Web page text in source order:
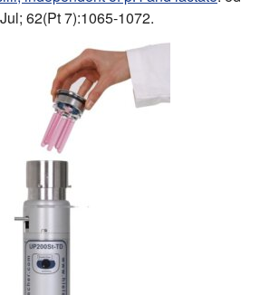
62(Pt 7):1065-1072.